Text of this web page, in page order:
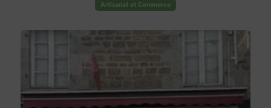
Artisanat et Commerce